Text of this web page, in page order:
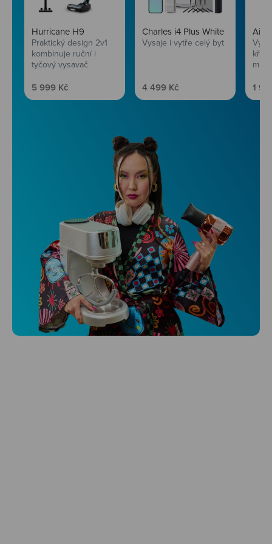
Hurricane H9
Praktický design 2v1
kombinuje ruční i
tyčový vysavač
Prodejní cena
5 999 Kč
Charles i4 Plus White
Vysaje i vytře celý byt
Prodejní cena
4 499 Kč 1
Niceboy ONE Ultra
Hlídá ti zdraví, spánek i pohyb a ještě k
tomu platí.